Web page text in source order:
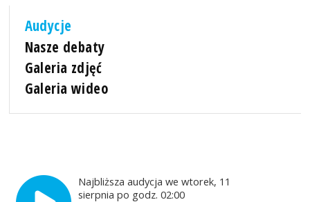
Audycje
Nasze debaty
Galeria zdjęć
Galeria wideo
Najbliższa audycja we wtorek, 11
sierpnia po godz. 02:00